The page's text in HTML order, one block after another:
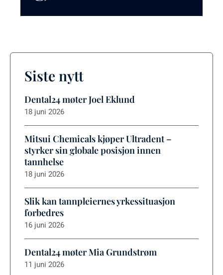
Siste nytt
Dental24 møter Joel Eklund
18 juni 2026
Mitsui Chemicals kjøper Ultradent –
styrker sin globale posisjon innen
tannhelse
18 juni 2026
Slik kan tannpleiernes yrkessituasjon
forbedres
16 juni 2026
Dental24 møter Mia Grundstrøm
11 juni 2026